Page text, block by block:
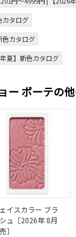
カタログ
色カタログ
夏】新色カタログ
ー ボーテの
イスカラー ブラ
ュ［2026年 8月
］